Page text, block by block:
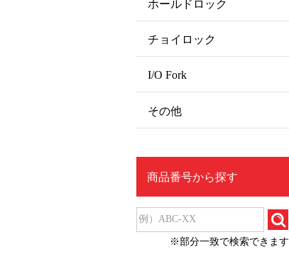
ホールドロック
チョイロック
I/O Fork
その他
商品番号から探す
※部分一致で検索できます